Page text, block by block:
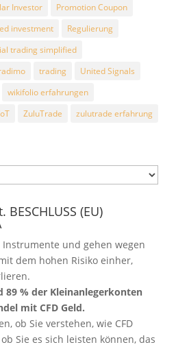
Investor
Promotion Coupon
investment
Regulierung
trading simplified
trading
United Signals
wikifolio erfahrungen
ZuluTrade zulutrade erfahrung
(EU)
Instrumente und gehen wegen
dem hohen Risiko einher,
89 % der Kleinanlegerkonten
mit CFD Geld.
ob Sie verstehen, wie CFD
Sie es sich leisten können, das